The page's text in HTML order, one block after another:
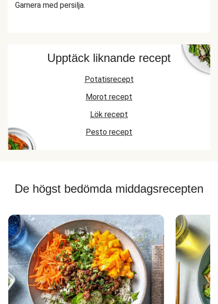
Garnera med persilja.
Upptäck liknande recept
Potatisrecept
Morot recept
Lök recept
Pesto recept
De högst bedömda middagsrecepten